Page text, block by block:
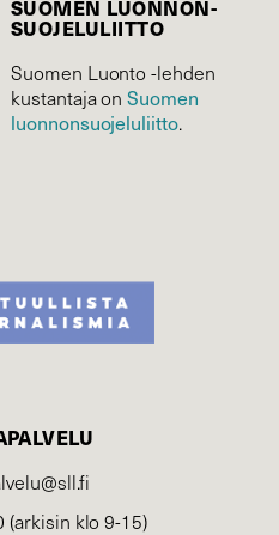
SUOMEN LUONNON­
SUOJELU­LIITTO
Suomen Luonto -lehden
kustantaja onSuomen
luonnonsuojelu­liitto.
(arkisin klo 9-15)